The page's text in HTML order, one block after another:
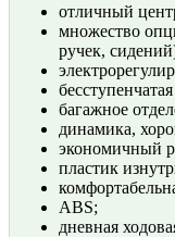
отличный
множество
ручек,
багажное
динамика,
экономичный
пластик
ABS;
дневная